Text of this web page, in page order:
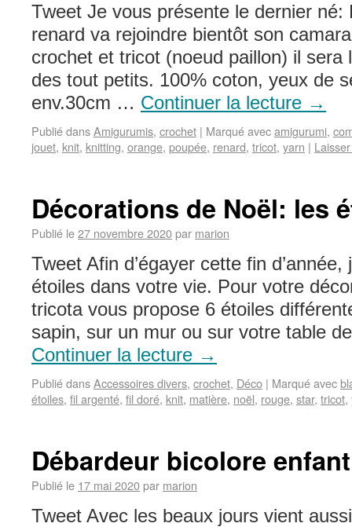
Tweet Je vous présente le dernier né:
renard va rejoindre bientôt son
crochet et tricot (noeud paillon) il sera
des tout petits. 100% coton, yeux de
env.30cm … Continuer la lecture →
Publié dansAmigurumis, crochet | Marqué avecamigurumi,
jouet, knit, knitting, orange, poupée, renard, tricot, yarn |
Décorations de Noël: les
Publié le27 novembre 2020par marion
Tweet Afin d’égayer cette fin
étoiles dans votre vie. Pour votre
tricota vous propose 6 étoiles
sapin, sur un mur ou sur votre table
Continuer la lecture →
Publié dansAccessoires divers, crochet, Déco | Marqué avec
étoiles, fil argenté, fil doré, knit, matière, noël, rouge, star, tricot,
Débardeur bicolore enfant
Publié le 17 mai 2020par marion
Tweet Avec les beaux jours vient